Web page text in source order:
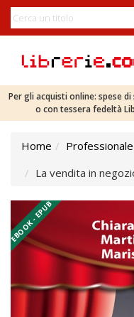
Per gli acquisti online: spese
o con tessera fedeltà
Home Professionale
La vendita in
EBOOK - EPUB